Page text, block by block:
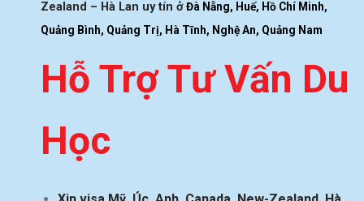
Zealand – Hà Lan uy tín ởĐà Nẵng, Huế, Hồ Chí Minh,
Quảng Bình, Quảng Trị, Hà Tĩnh, Nghệ An, Quảng Nam
Hỗ Trợ Tư Vấn Du
Học